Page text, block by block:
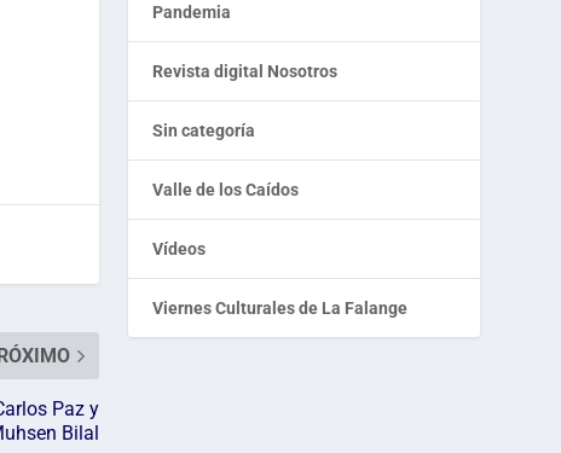
Paz y
Bilal
Pandemia
Revista digital Nosotros
Sin categoría
Valle de los Caídos
Vídeos
Viernes Culturales de La Falange